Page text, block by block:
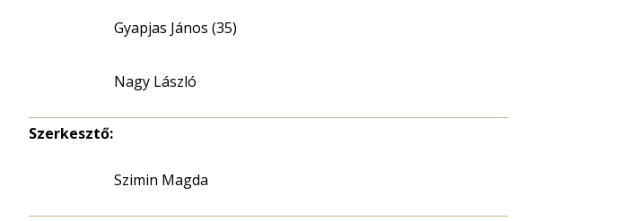
Gyapjas János (35)
Nagy László
Szerkesztő:
Szimin Magda